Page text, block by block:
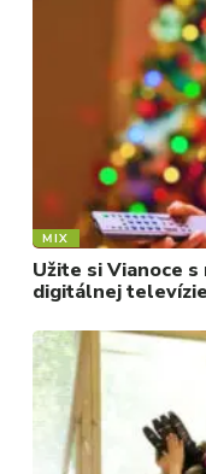
MIX
Užite si Vianoce
digitálnej